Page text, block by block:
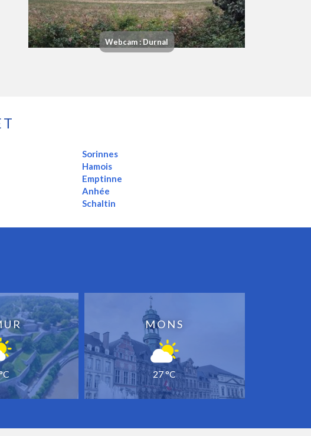
Webcam : Durnal
Sorinnes
Hamois
Emptinne
Anhée
Schaltin
MONS
27 °C